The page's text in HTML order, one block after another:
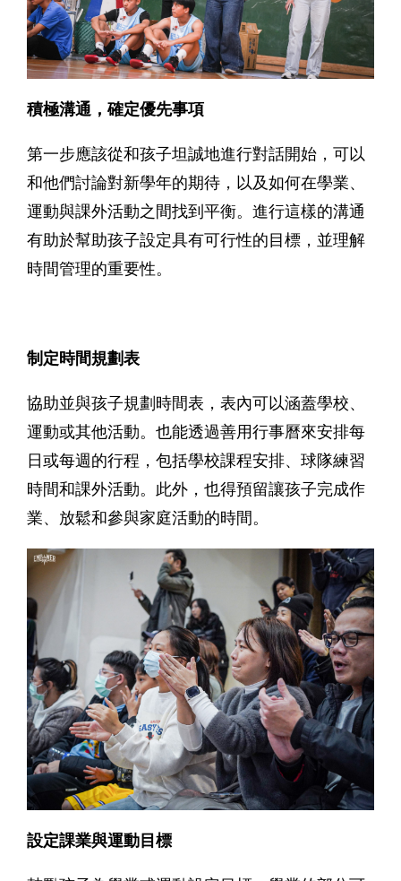
積極溝通，確定優先事項
第一步應該從和孩子坦誠地進行對話開始，可以
和他們討論對新學年的期待，以及如何在學業、
運動與課外活動之間找到平衡。進行這樣的溝通
有助於幫助孩子設定具有可行性的目標，並理解
時間管理的重要性。
制定時間規劃表
協助並與孩子規劃時間表，表內可以涵蓋學校、
運動或其他活動。也能透過善用行事曆來安排每
日或每週的行程，包括學校課程安排、球隊練習
時間和課外活動。此外，也得預留讓孩子完成作
業、放鬆和參與家庭活動的時間。
設定課業與運動目標